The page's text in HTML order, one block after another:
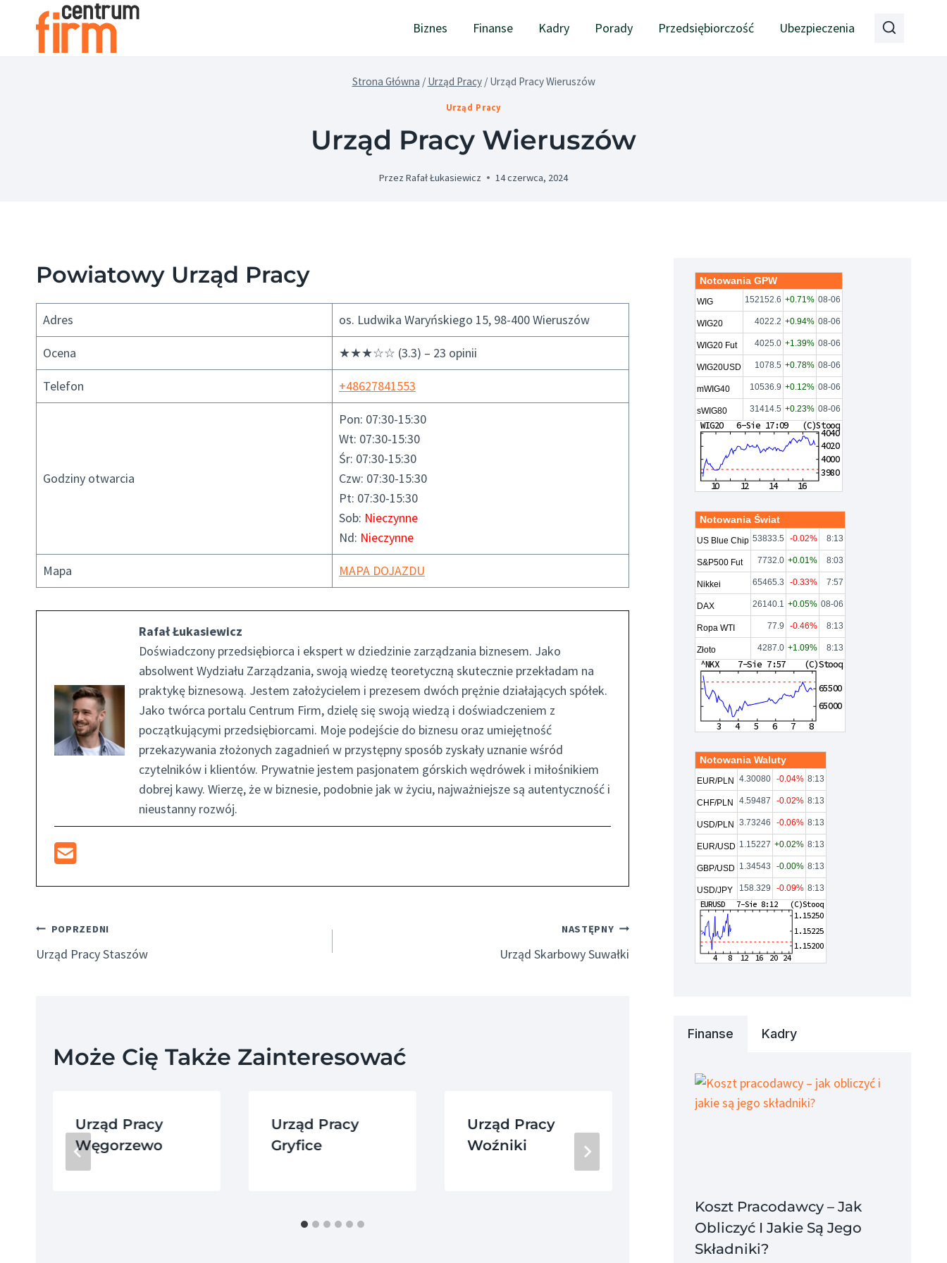
Biznes Finanse Kadry Porady Przedsiębiorczość Ubezpieczenia
Strona Główna / Urząd Pracy / Urząd Pracy Wieruszów
Urząd Pracy
Urząd Pracy Wieruszów
Przez Rafał Łukasiewicz 14 czerwca, 2024
Powiatowy Urząd Pracy
Adres os. Ludwika Waryńskiego 15, 98-400 Wieruszów
Ocena ★★★☆☆ (3.3) – 23 opinii
Telefon +48627841553
Godziny otwarcia
Pon: 07:30-15:30
Wt: 07:30-15:30
Śr: 07:30-15:30
Czw: 07:30-15:30
Pt: 07:30-15:30
Sob: Nieczynne
Nd: Nieczynne
Mapa MAPA DOJAZDU
Rafał Łukasiewicz
Doświadczony przedsiębiorca i ekspert w dziedzinie zarządzania biznesem. Jako
absolwent Wydziału Zarządzania, swoją wiedzę teoretyczną skutecznie przekładam na
praktykę biznesową. Jestem założycielem i prezesem dwóch prężnie działających spółek.
Jako twórca portalu Centrum Firm, dzielę się swoją wiedzą i doświadczeniem z
początkującymi przedsiębiorcami. Moje podejście do biznesu oraz umiejętność
przekazywania złożonych zagadnień w przystępny sposób zyskały uznanie wśród
czytelników i klientów. Prywatnie jestem pasjonatem górskich wędrówek i miłośnikiem
dobrej kawy. Wierzę, że w biznesie, podobnie jak w życiu, najważniejsze są autentyczność i
nieustanny rozwój.
Nawigacja
Wpisu
POPRZEDNI
Urząd Pracy Staszów
NASTĘPNY
Urząd Skarbowy Suwałki
Może Cię Także Zainteresować
Urząd Pracy
Węgorzewo
Urząd Pracy
Gryfice
Urząd Pracy
Woźniki
Notowania GPW
WIG 152152.6 +0.71% 08-06
WIG20 4022.2 +0.94% 08-06
WIG20 Fut 4025.0 +1.39% 08-06
WIG20USD 1078.5 +0.78% 08-06
mWIG40 10536.9 +0.12% 08-06
sWIG80 31414.5 +0.23% 08-06
Notowania Świat
US Blue Chip 53833.5 -0.02% 8:13
S&P500 Fut 7732.0 +0.01% 8:03
Nikkei 65465.3 -0.33% 7:57
DAX 26140.1 +0.05% 08-06
Ropa WTI 77.9 -0.46% 8:13
Złoto 4287.0 +1.09% 8:13
Notowania Waluty
EUR/PLN 4.30080 -0.04% 8:13
CHF/PLN 4.59487 -0.02% 8:13
USD/PLN 3.73246 -0.06% 8:13
EUR/USD 1.15227 +0.02% 8:13
GBP/USD 1.34543 -0.00% 8:13
USD/JPY 158.329 -0.09% 8:13
Finanse Kadry
Koszt Pracodawcy – Jak
Obliczyć I Jakie Są Jego
Składniki?